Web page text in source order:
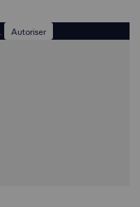
Autoriser